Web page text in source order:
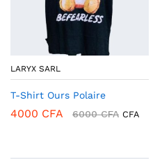
LARYX SARL
T-Shirt Ours Polaire
4000 CFA 6000CFA CFA